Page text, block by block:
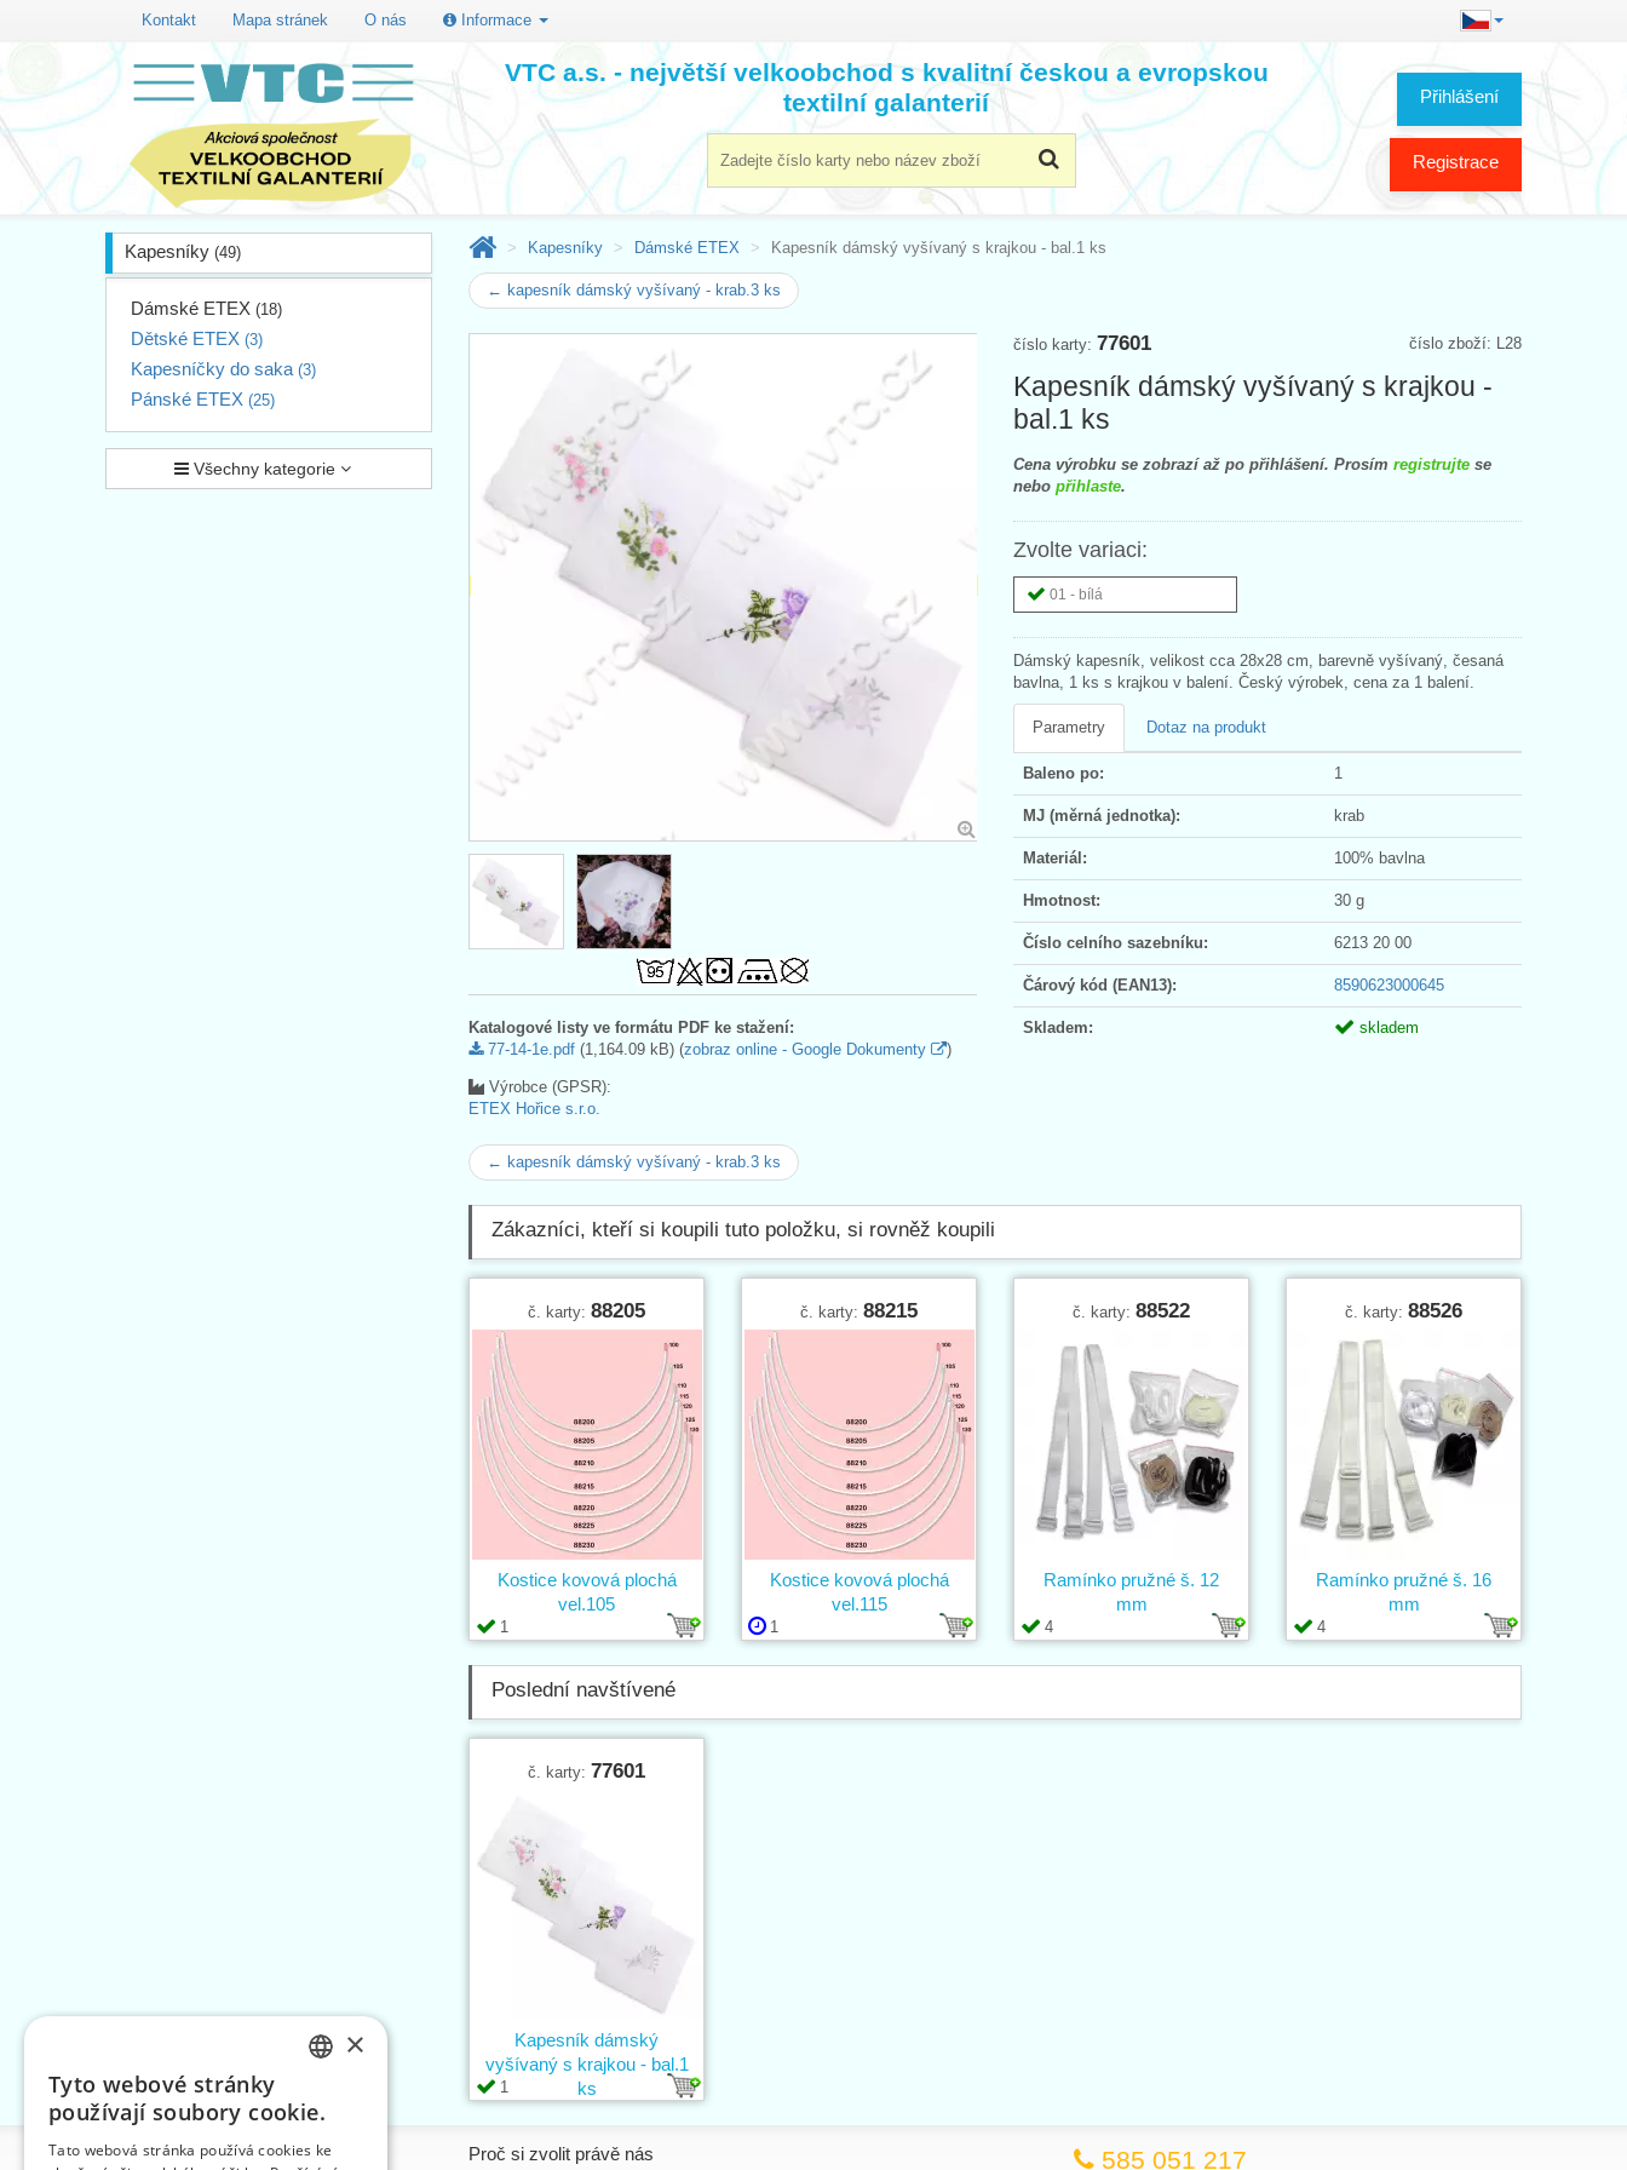
Kontakt Mapa stránek O nás Informace
Přihlášení
Registrace
VTC a.s. - největší velkoobchod s kvalitní českou a evropskou
textilní galanterií
Kapesníky (49)
Dámské ETEX (18)
Dětské ETEX (3)
Kapesníčky do saka (3)
Pánské ETEX (25)
Všechny kategorie
Kapesníky Dámské ETEX Kapesník dámský vyšívaný s krajkou - bal.1 ks
← kapesník dámský vyšívaný - krab.3 ks
číslo zboží: L28
číslo karty: 77601
Kapesník dámský vyšívaný s krajkou -
bal.1 ks
Cena výrobku se zobrazí až po přihlášení. Prosím registrujte se
nebo přihlaste.
Zvolte variaci:
01 - bílá
Dámský kapesník, velikost cca 28x28 cm, barevně vyšívaný, česaná
bavlna, 1 ks s krajkou v balení. Český výrobek, cena za 1 balení.
Parametry Dotaz na produkt
Baleno po: 1
MJ (měrná jednotka): krab
Materiál: 100% bavlna
Hmotnost: 30 g
Číslo celního sazebníku: 6213 20 00
Čárový kód (EAN13): 8590623000645
Skladem: skladem
Katalogové listy ve formátu PDF ke stažení:
77-14-1e.pdf (1,164.09 kB) (zobraz online - Google Dokumenty )
Výrobce (GPSR):
ETEX Hořice s.r.o.
← kapesník dámský vyšívaný - krab.3 ks
Zákazníci, kteří si koupili tuto položku, si rovněž koupili
č. karty: 88205
1
Kostice kovová plochá
vel.105
č. karty: 88215
1
Kostice kovová plochá
vel.115
č. karty: 88522
4
Ramínko pružné š. 12
mm
č. karty: 88526
4
Ramínko pružné š. 16
mm
Poslední navštívené
č. karty: 77601
1
Kapesník dámský
vyšívaný s krajkou - bal.1
ks
Informace Proč si zvolit právě nás 585 051 217
×
Tyto webové stránky
používají soubory cookie.
Tato webová stránka používá cookies ke